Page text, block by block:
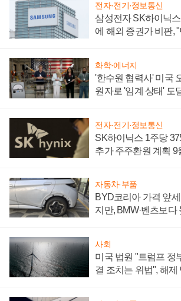
전자·전기·정보통신
삼성전자 SK하이닉
에 해외 증권가 비판,
화학·에너지
'한수원 협력사' 미국
원자로 '임계 상태' 도
전자·전기·정보통신
SK하이닉스 1주당
추가 주주환원 계획 9
자동차·부품
BYD코리아 가격 앞
지만, BMW·벤츠보다
사회
미국 법원 "트럼프 정
결 조치는 위법", 해제